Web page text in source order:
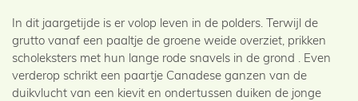
In dit jaargetijde is er volop leven in de polders. Terwijl de
grutto vanaf een paaltje de groene weide overziet, prikken
scholeksters met hun lange rode snavels in de grond . Even
verderop schrikt een paartje Canadese ganzen van de
duikvlucht van een kievit en ondertussen duiken de jonge